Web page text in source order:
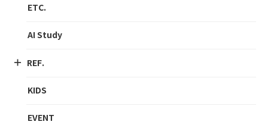
ETC.
AI Study
REF.
KIDS
EVENT